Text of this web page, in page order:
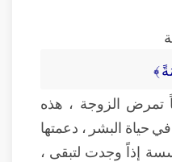
﴾
تمرض الزوجة ، هذه
البشر ، دعمتها
إذاً وجدت لتبقى ،